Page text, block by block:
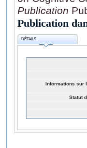
Publication
Publication
DÉTAILS
Informations sur
Statut